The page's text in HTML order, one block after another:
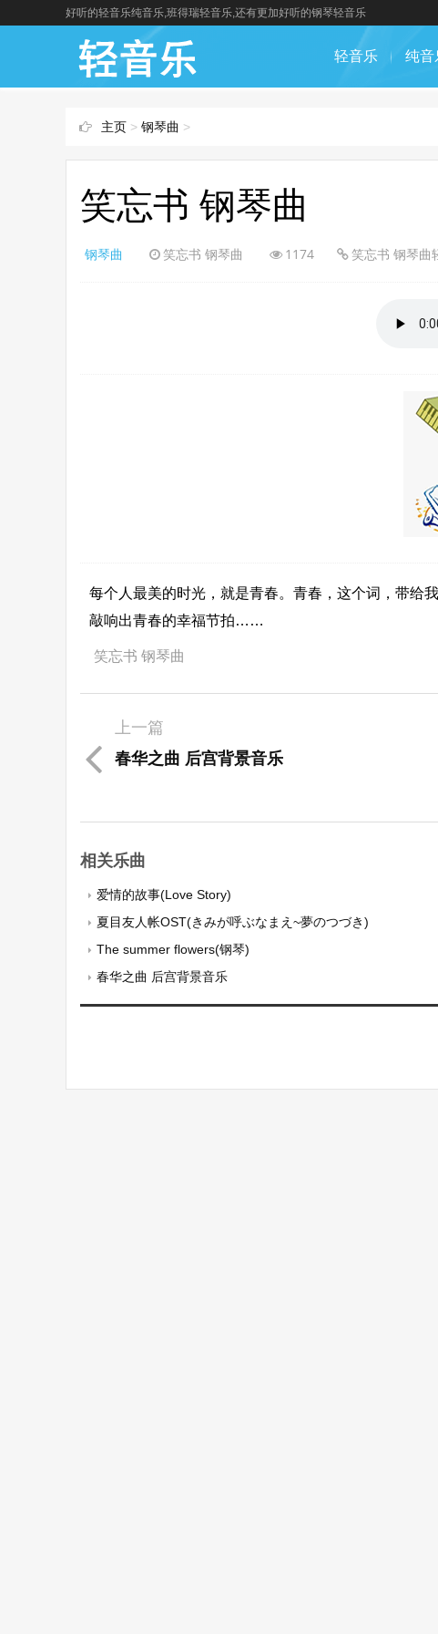
好听的轻音乐纯音乐,班得瑞轻音乐,还有更加好听的钢琴轻音乐
轻音乐 纯音
主页 > 钢琴曲 >
笑忘书 钢琴曲
钢琴曲 笑忘书 钢琴曲 1174 笑忘书 钢琴曲
每个人最美的时光，就是青春。青春，这个词，带给
敲响出青春的幸福节拍……
笑忘书 钢琴曲
上一篇
春华之曲 后宫背景音乐
相关乐曲
爱情的故事(Love Story)
夏目友人帐OST(きみが呼ぶなまえ~夢のつづき)
The summer flowers(钢琴)
春华之曲 后宫背景音乐